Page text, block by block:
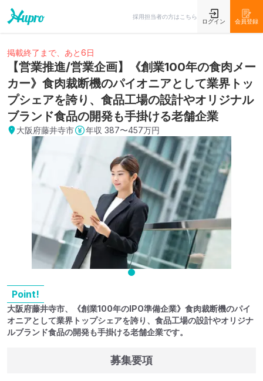
採用担当者の方はこちら
ログイン 会員登録
掲載終了まで、あと6日
【営業推進/営業企画】《創業100年の食肉メー
カー》食肉裁断機のパイオニアとして業界トッ
プシェアを誇り、食品工場の設計やオリジナル
ブランド食品の開発も手掛ける老舗企業
大阪府藤井寺市 年収 387〜457万円
Point!
大阪府藤井寺市、《創業100年のIPO準備企業》食肉裁断機のパイ
オニアとして業界トップシェアを誇り、食品工場の設計やオリジナ
ルブランド食品の開発も手掛ける老舗企業です。
募集要項